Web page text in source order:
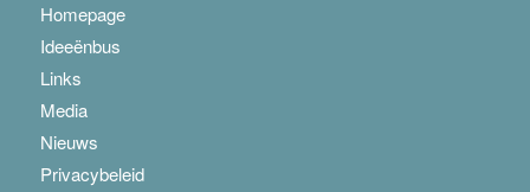
Homepage
Ideeënbus
Links
Media
Nieuws
Privacybeleid